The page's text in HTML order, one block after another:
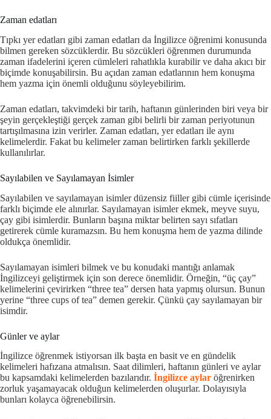
Zaman edatları
Tıpkı yer edatları gibi zaman edatları da İngilizce öğrenimi konusunda
bilmen gereken sözcüklerdir. Bu sözcükleri öğrenmen durumunda
zaman ifadelerini içeren cümleleri rahatlıkla kurabilir ve daha akıcı bir
biçimde konuşabilirsin. Bu açıdan zaman edatlarının hem konuşma
hem yazma için önemli olduğunu söyleyebilirim.
Zaman edatları, takvimdeki bir tarih, haftanın günlerinden biri veya bir
şeyin gerçekleştiği gerçek zaman gibi belirli bir zaman periyotunun
tartışılmasına izin verirler. Zaman edatları, yer edatları ile aynı
kelimelerdir. Fakat bu kelimeler zaman belirtirken farklı şekillerde
kullanılırlar.
Sayılabilen ve Sayılamayan İsimler
Sayılabilen ve sayılamayan isimler düzensiz fiiller gibi cümle içerisinde
farklı biçimde ele alınırlar. Sayılamayan isimler ekmek, meyve suyu,
çay gibi isimlerdir. Bunların başına miktar belirten sayı sıfatları
getirerek cümle kuramazsın. Bu hem konuşma hem de yazma dilinde
oldukça önemlidir.
Sayılamayan isimleri bilmek ve bu konudaki mantığı anlamak
İngilizceyi geliştirmek için son derece önemlidir. Örneğin, “üç çay”
kelimelerini çevirirken “three tea” dersen hata yapmış olursun. Bunun
yerine “three cups of tea” demen gerekir. Çünkü çay sayılamayan bir
isimdir.
Günler ve aylar
İngilizce öğrenmek istiyorsan ilk başta en basit ve en gündelik
kelimeleri hafızana atmalısın. Saat dilimleri, haftanın günleri ve aylar
bu kapsamdaki kelimelerden bazılarıdır. İngilizce aylar öğrenirken
zorluk yaşamayacak olduğun kelimelerden oluşurlar. Dolayısıyla
bunları kolayca öğrenebilirsin.